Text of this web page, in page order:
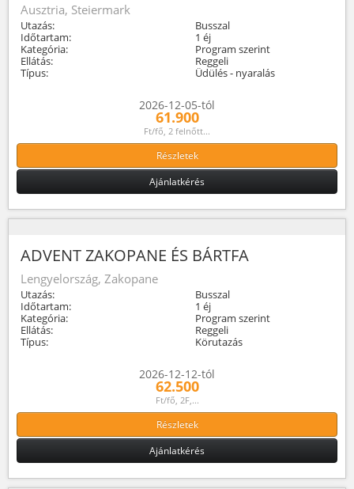
Ausztria, Steiermark
Utazás:
Busszal
Időtartam:
1 éj
Kategória:
Program szerint
Ellátás:
Reggeli
Típus:
Üdülés - nyaralás
2026-12-05-tól
61.900
Ft/fő, 2 felnőtt...
Részletek
Ajánlatkérés
ADVENT ZAKOPANE ÉS BÁRTFA
Lengyelország, Zakopane
Utazás:
Busszal
Időtartam:
1 éj
Kategória:
Program szerint
Ellátás:
Reggeli
Típus:
Körutazás
2026-12-12-tól
62.500
Ft/fő, 2F,...
Részletek
Ajánlatkérés